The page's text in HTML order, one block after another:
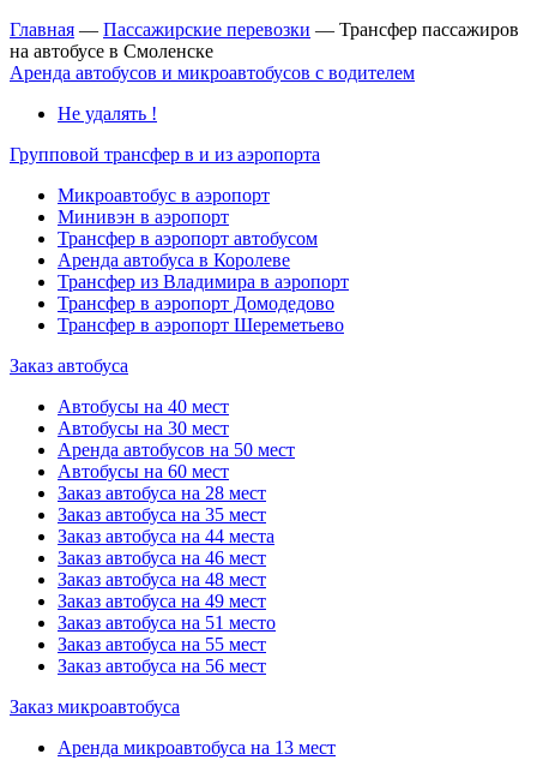
Главная — Пассажирские перевозки — Трансфер пассажиров
на автобусе в Смоленске
Аренда автобусов и микроавтобусов с водителем
Не удалять !
Групповой трансфер в и из аэропорта
Микроавтобус в аэропорт
Минивэн в аэропорт
Трансфер в аэропорт автобусом
Аренда автобуса в Королеве
Трансфер из Владимира в аэропорт
Трансфер в аэропорт Домодедово
Трансфер в аэропорт Шереметьево
Заказ автобуса
Автобусы на 40 мест
Автобусы на 30 мест
Аренда автобусов на 50 мест
Автобусы на 60 мест
Заказ автобуса на 28 мест
Заказ автобуса на 35 мест
Заказ автобуса на 44 места
Заказ автобуса на 46 мест
Заказ автобуса на 48 мест
Заказ автобуса на 49 мест
Заказ автобуса на 51 место
Заказ автобуса на 55 мест
Заказ автобуса на 56 мест
Заказ микроавтобуса
Аренда микроавтобуса на 13 мест